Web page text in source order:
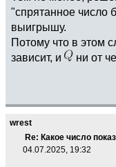
"спрятанное число
выигрышу.
Потому что в этом
зависит, и
ни от
wrest
Re: Какое число
04.07.2025, 19:32